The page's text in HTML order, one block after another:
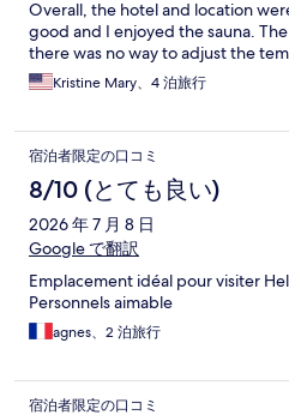
Overall, the hotel and location
good and I enjoyed the sauna.
there was no way to adjust the
Kristine Mary、4 泊旅行
宿泊者限定の口コミ
8/10 (とても良い)
2026 年 7 月 8 日
Google で翻訳
Emplacement idéal pour visiter
Personnels aimable
agnes、2 泊旅行
宿泊者限定の口コミ